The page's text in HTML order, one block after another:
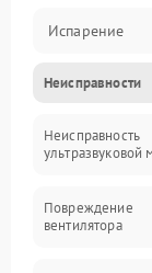
Испарение
Водяной тракт
Неисправности
Неисправность
ультразвуковой
Повреждение
вентилятора